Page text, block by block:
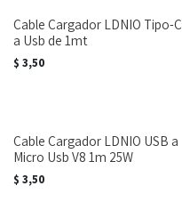
Cable Cargador LDNIO Tipo-C
a Usb de 1mt
$ 3,50
Cable Cargador LDNIO USB a
Micro Usb V8 1m 25W
$ 3,50